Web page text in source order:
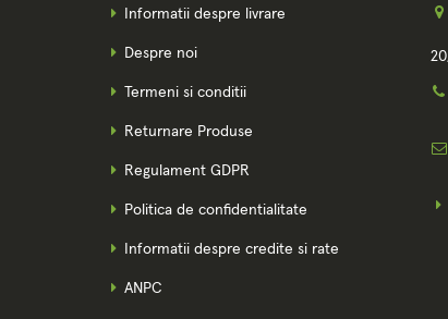
Informatii despre livrare
Despre noi
Termeni si conditii
Returnare Produse
Regulament GDPR
Politica de confidentialitate
Informatii despre credite si rate
ANPC